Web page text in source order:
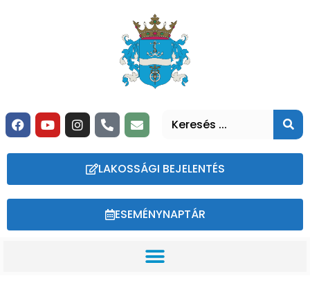
LAKOSSÁGI BEJELENTÉS
ESEMÉNYNAPTÁR